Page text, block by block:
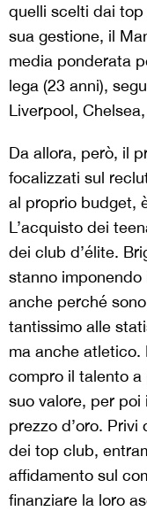
quelli scelti dai
sua gestione, il
media ponderata
lega (23 anni),
Liverpool,
Da allora, però, il
focalizzati sul
al proprio budget,
L’acquisto dei
dei club d’élite.
stanno
anche perché
tantissimo alle
ma anche atletico.
compro il talento
suo valore, per poi
prezzo d’oro.
dei top club,
affidamento sul
finanziare la loro